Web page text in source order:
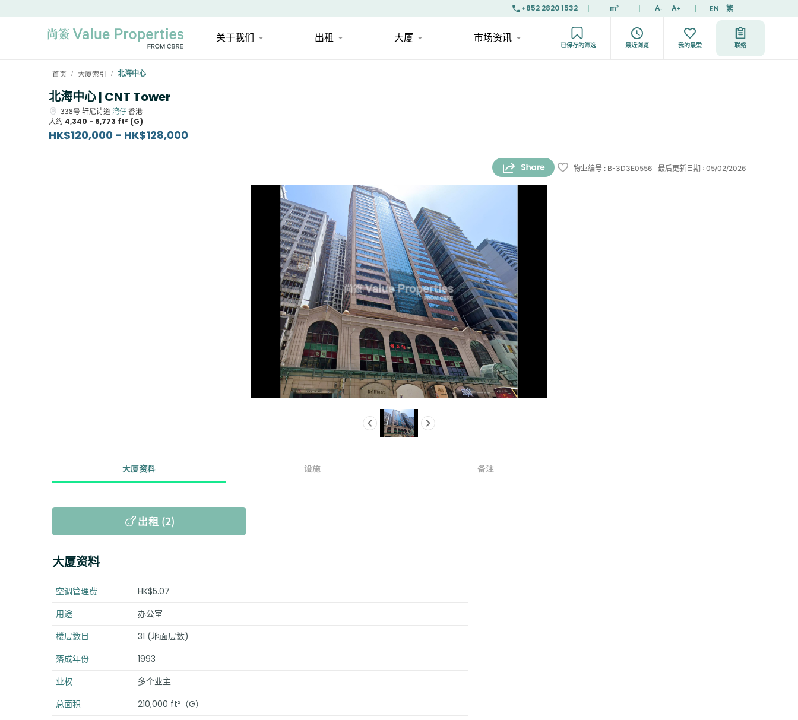
+852 2820 1532 m² A- A+ EN 繁
关于我们 出租 大厦 市场资讯
已保存的筛选 最近浏览 我的最爱 联络
首页 / 大厦索引 / 北海中心
北海中心 | CNT Tower
338号 轩尼诗道湾仔香港
大约 4,340 - 6,773 ft² (G)
HK$120,000 - HK$128,000
物业编号 : B-3D3E0556 最后更新日期 : 05/02/2026
大厦资料 设施 备注
出租 (2)
大厦资料
空调管理费
HK$5.07
用途
办公室
楼层数目
31 (地面层数)
落成年份
1993
业权
多个业主
总面积
210,000 ft²（G）